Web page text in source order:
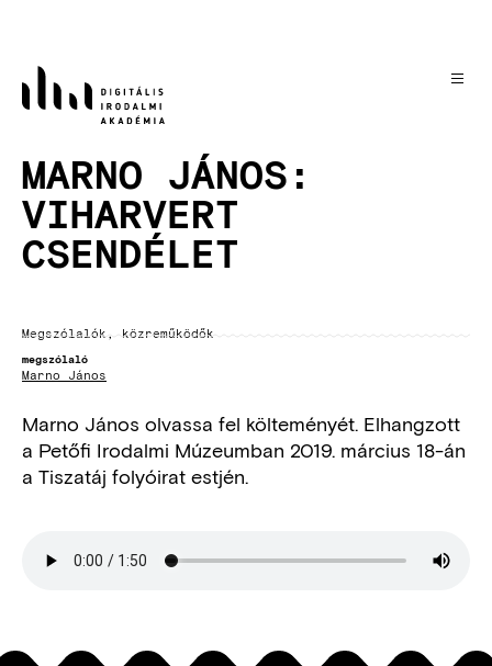
MARNO JÁNOS:
VIHARVERT
CSENDÉLET
Megszólalók, közreműködők
megszólaló
Marno János
Marno János olvassa fel költeményét. Elhangzott
a Petőfi Irodalmi Múzeumban 2019. március 18-án
a Tiszatáj folyóirat estjén.